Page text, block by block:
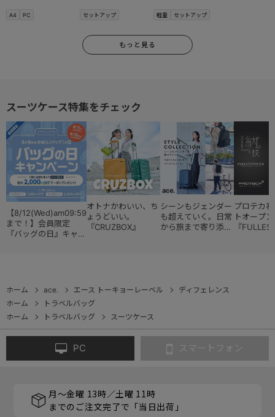
A4 PC セットアップ 軽量 セットアップ
もっと見る
スーツケース特集をチェック
【8/12(Wed)am09:59
まで！】会員限定
『バッグの日』キャン
オトナかわいい、ち
ょうどいい。
『CRUZBOX』
シーンもジェンダー
も超えていく。日常
から旅まで寄り添う
プロテカ
トオープ
『
ホーム ace. エース トーキョーレーベル
ディフェレンス
ホーム
トラベルバッグ
ホーム
トラベルバッグ スーツケース
PC スマートフォン
月～金曜 13時／土曜 11時
までのご注文完了で「当日出荷」